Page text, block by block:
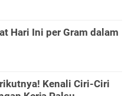
Hari Ini per Gram dalam
Kenali Ciri-Ciri